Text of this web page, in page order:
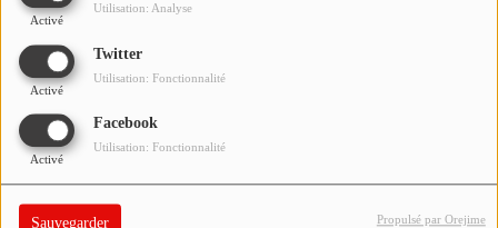
Activé
Utilisation: Analyse
Twitter
Activé
Utilisation: Fonctionnalité
Facebook
Activé
Utilisation: Fonctionnalité
Sauvegarder Propulsé par Orejime
LOCATION DE STUDIOS
ÉDUCATION AUX MÉDIAS ET À
L'INFORMATION
EN QUOI ÇA CONSISTE ?
ÉCOUTEZ LES PRODUCTIONS